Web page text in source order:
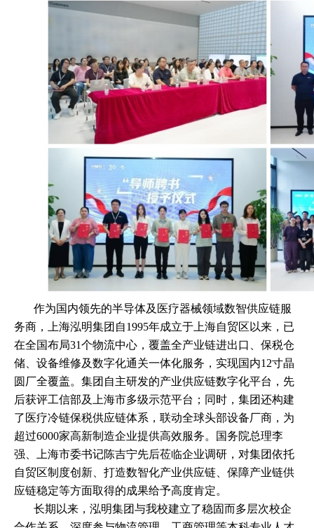
作为国内领先的半导体及医疗器械领域数智供应链服
务商，上海泓明集团自1995年成立于上海自贸区以来，已
在全国布局31个物流中心，覆盖全产业链进出口、保税仓
储、设备维修及数字化通关一体化服务，实现国内12寸晶
圆厂全覆盖。集团自主研发的产业供应链数字化平台，先
后获评工信部及上海市多级示范平台；同时，集团还构建
了医疗冷链保税供应链体系，联动全球头部设备厂商，为
超过6000家高新制造企业提供高效服务。国务院总理李
强、上海市委书记陈吉宁先后莅临企业调研，对集团依托
自贸区制度创新、打造数智化产业供应链、保障产业链供
应链稳定等方面取得的成果给予高度肯定。
长期以来，泓明集团与我校建立了稳固而多层次校企